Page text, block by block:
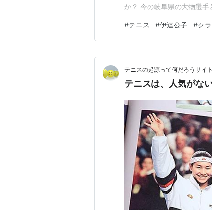
か？ 今の岐阜県の大物選
そこそこいました そのお母
のに近場の遠征が精いっぱ
#テニス #伊達公子 #ク
テニスの起源って何だろうサイト
テニスは、人気が